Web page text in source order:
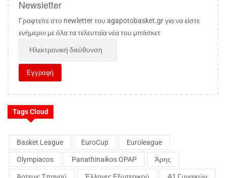
Newsletter
Γραφτείτε στο newletter του agapotobasket.gr για να είστε
ενήμεροι με όλα τα τελευταία νέα του μπάσκετ
Tags Cloud
Basket League EuroCup Euroleague
Olympiacos Panathinaikos OPAP Άρης
Άρτεμις Σπανού Έλληνες Εξωτερικού Α1 Γυναικών